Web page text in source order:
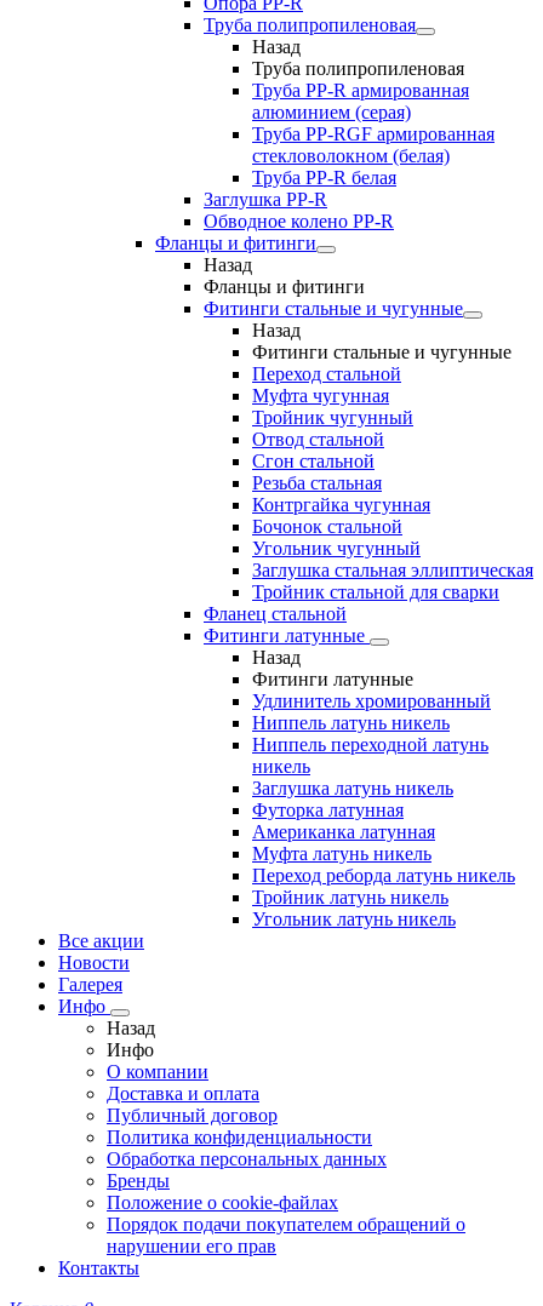
Труба полипропиленовая
Назад
Труба полипропиленовая
Труба PP-R армированная
алюминием (серая)
Труба PP-RGF армированная
стекловолокном (белая)
Труба РР-R белая
Заглушка PP-R
Обводное колено PP-R
Фланцы и фитинги
Назад
Фланцы и фитинги
Фитинги стальные и чугунные
Назад
Фитинги стальные и чугунные
Переход стальной
Муфта чугунная
Тройник чугунный
Отвод стальной
Сгон стальной
Резьба стальная
Контргайка чугунная
Бочонок стальной
Угольник чугунный
Заглушка стальная эллиптическая
Тройник стальной для сварки
Фланец стальной
Фитинги латунные
Назад
Фитинги латунные
Удлинитель хромированный
Ниппель латунь никель
Ниппель переходной латунь
никель
Заглушка латунь никель
Футорка латунная
Американка латунная
Муфта латунь никель
Переход реборда латунь никель
Тройник латунь никель
Угольник латунь никель
Все акции
Новости
Галерея
Инфо
Назад
Инфо
О компании
Доставка и оплата
Публичный договор
Политика конфиденциальности
Обработка персональных данных
Бренды
Положение о cookie-файлах
Порядок подачи покупателем обращений о
нарушении его прав
Контакты